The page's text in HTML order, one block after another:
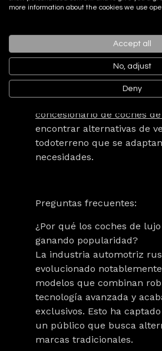
calefactables y materiales
esencia aventurera. Este
funcionalidad y comodidad
en la elección perfecta
desean explorar terrenos
máximo confort. En
concesionario de coches
encontrar alternativas de
todoterreno que se
necesidades.
Preguntas frecuentes:
¿Por qué los coches de
ganando popularidad?
La industria automotriz
evolucionado
modelos que combinan
tecnología avanzada y
exclusivos. Esto ha
un público que busca
marcas tradicionales.
more information about the cookies we use
Accept all
No, adjust
Deny